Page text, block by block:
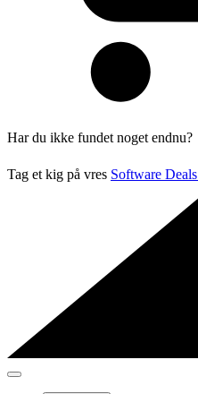
Har du ikke fundet noget endnu?
Tag et kig på vres Software Deals